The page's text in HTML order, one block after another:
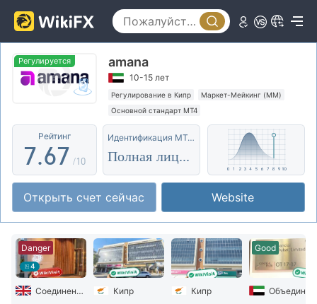
Регулируется amana
10-15 лет
Регулирование в Кипр
Маркет-Мейкинг (MM)
Основной стандарт MT4
Высокие потенциальные риски
Рейтинг
2
3
4
6
7
8
9
.
1
2
3
5
6
7
8
9
2
3
4
6
7
8
9
/10
Идентификация MT4/5
Полная лицензия
Открыть счет сейчас Website
4
Danger
Соединенное Королевство Кипр Кипр
Good